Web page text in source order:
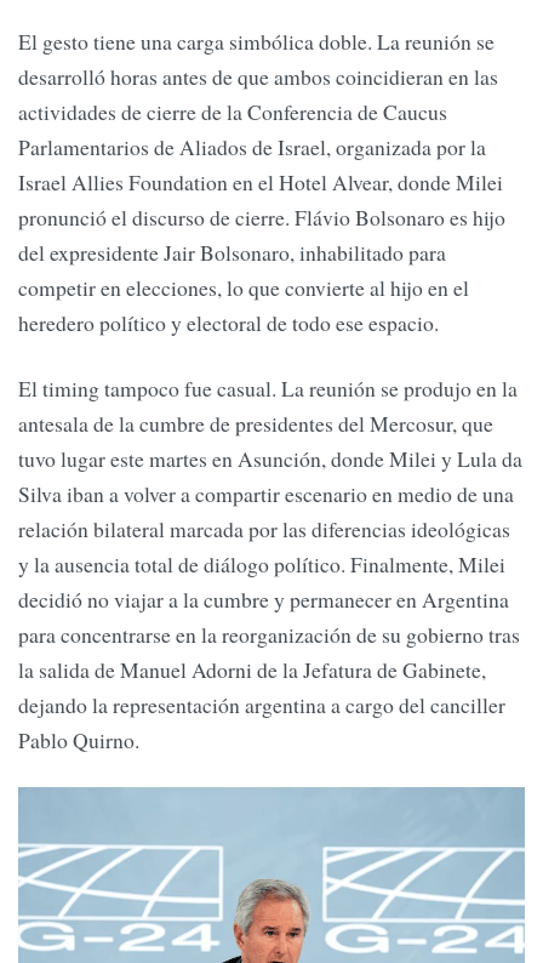
El gesto tiene una carga simbólica doble. La reunión se
desarrolló horas antes de que ambos coincidieran en las
actividades de cierre de la Conferencia de Caucus
Parlamentarios de Aliados de Israel, organizada por la
Israel Allies Foundation en el Hotel Alvear, donde Milei
pronunció el discurso de cierre. Flávio Bolsonaro es hijo
del expresidente Jair Bolsonaro, inhabilitado para
competir en elecciones, lo que convierte al hijo en el
heredero político y electoral de todo ese espacio.
El timing tampoco fue casual. La reunión se produjo en la
antesala de la cumbre de presidentes del Mercosur, que
tuvo lugar este martes en Asunción, donde Milei y Lula da
Silva iban a volver a compartir escenario en medio de una
relación bilateral marcada por las diferencias ideológicas
y la ausencia total de diálogo político. Finalmente, Milei
decidió no viajar a la cumbre y permanecer en Argentina
para concentrarse en la reorganización de su gobierno tras
la salida de Manuel Adorni de la Jefatura de Gabinete,
dejando la representación argentina a cargo del canciller
Pablo Quirno.